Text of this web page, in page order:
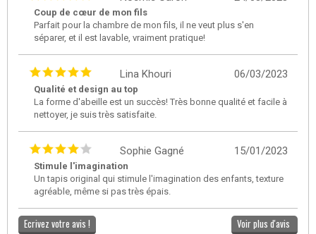
Coup de cœur de mon fils
Parfait pour la chambre de mon fils, il ne veut plus s'en
séparer, et il est lavable, vraiment pratique!
06/03/2023
Lina Khouri
Qualité et design au top
La forme d'abeille est un succès! Très bonne qualité et facile à
nettoyer, je suis très satisfaite.
15/01/2023
Sophie Gagné
Stimule l'imagination
Un tapis original qui stimule l'imagination des enfants, texture
agréable, même si pas très épais.
Ecrivez votre avis ! Voir plus d'avis